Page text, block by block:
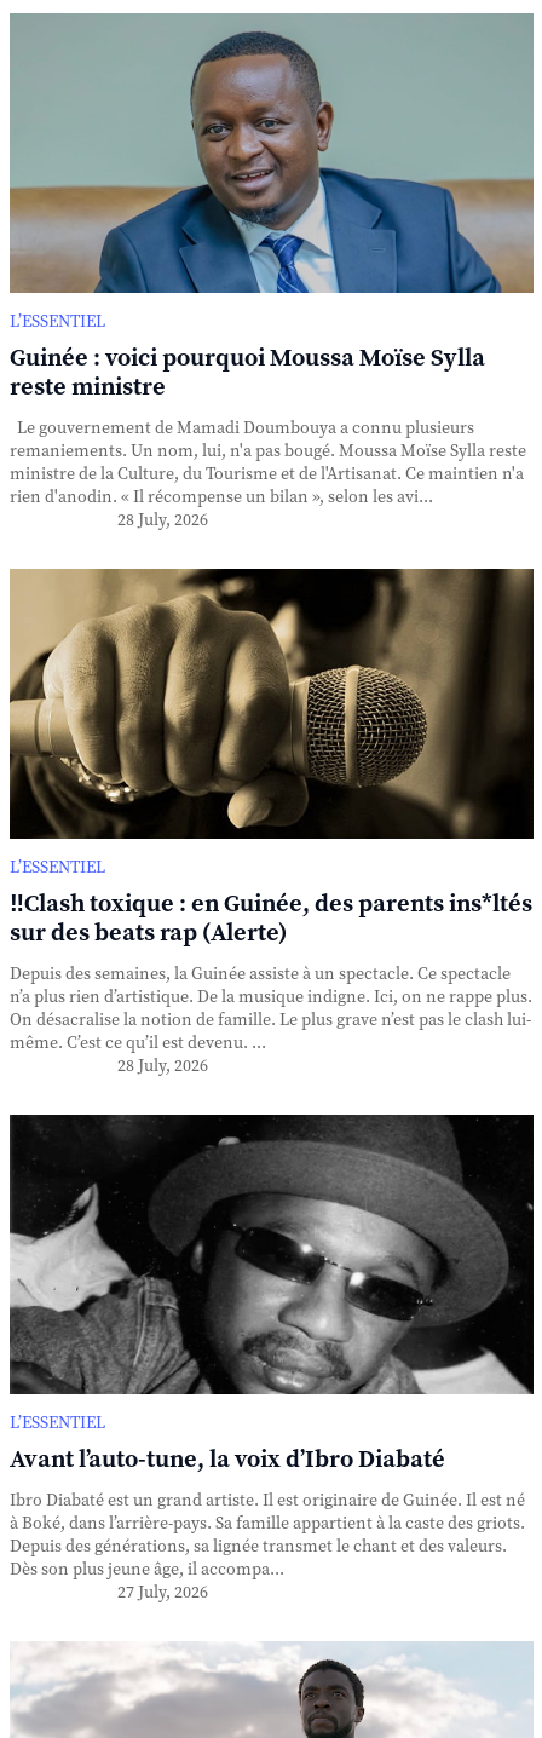
L’ESSENTIEL
Guinée : voici pourquoi Moussa Moïse Sylla
reste ministre
Le gouvernement de Mamadi Doumbouya a connu plusieurs
remaniements. Un nom, lui, n'a pas bougé. Moussa Moïse Sylla reste
ministre de la Culture, du Tourisme et de l'Artisanat. Ce maintien n'a
rien d'anodin. « Il récompense un bilan », selon les avi...
28 July, 2026
L’ESSENTIEL
‼️Clash toxique : en Guinée, des parents ins*ltés
sur des beats rap (Alerte)
Depuis des semaines, la Guinée assiste à un spectacle. Ce spectacle
n’a plus rien d’artistique. De la musique indigne. Ici, on ne rappe plus.
On désacralise la notion de famille. Le plus grave n’est pas le clash lui-
même. C’est ce qu’il est devenu. ...
28 July, 2026
L’ESSENTIEL
Avant l’auto-tune, la voix d’Ibro Diabaté
Ibro Diabaté est un grand artiste. Il est originaire de Guinée. Il est né
à Boké, dans l’arrière-pays. Sa famille appartient à la caste des griots.
Depuis des générations, sa lignée transmet le chant et des valeurs.
Dès son plus jeune âge, il accompa...
27 July, 2026